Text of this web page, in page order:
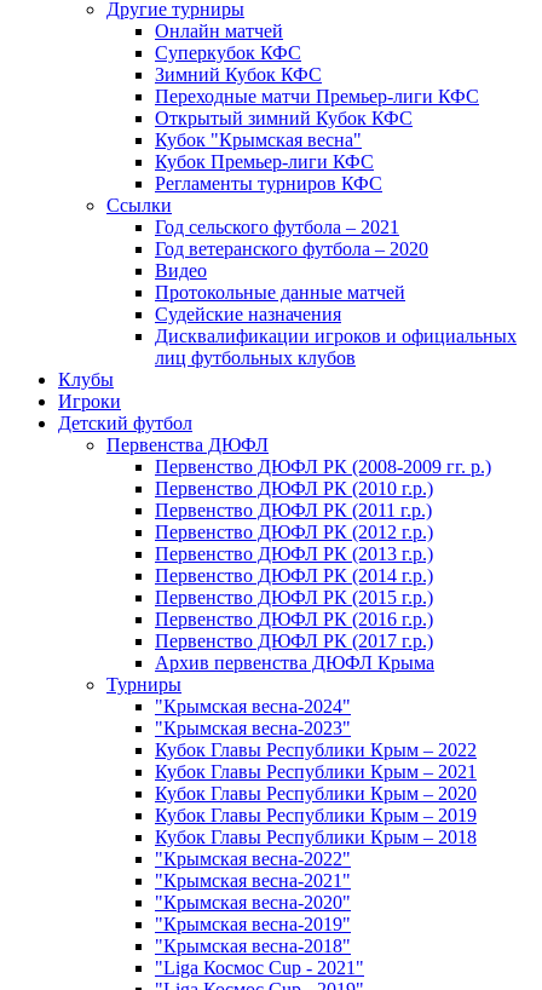
Другие турниры
Онлайн матчей
Суперкубок КФС
Зимний Кубок КФС
Переходные матчи Премьер-лиги КФС
Открытый зимний Кубок КФС
Кубок "Крымская весна"
Кубок Премьер-лиги КФС
Регламенты турниров КФС
Ссылки
Год сельского футбола – 2021
Год ветеранского футбола – 2020
Видео
Протокольные данные матчей
Судейские назначения
Дисквалификации игроков и официальных
лиц футбольных клубов
Клубы
Игроки
Детский футбол
Первенства ДЮФЛ
Первенство ДЮФЛ РК (2008-2009 гг. р.)
Первенство ДЮФЛ РК (2010 г.р.)
Первенство ДЮФЛ РК (2011 г.р.)
Первенство ДЮФЛ РК (2012 г.р.)
Первенство ДЮФЛ РК (2013 г.р.)
Первенство ДЮФЛ РК (2014 г.р.)
Первенство ДЮФЛ РК (2015 г.р.)
Первенство ДЮФЛ РК (2016 г.р.)
Первенство ДЮФЛ РК (2017 г.р.)
Архив первенства ДЮФЛ Крыма
Турниры
"Крымская весна-2024"
"Крымская весна-2023"
Кубок Главы Республики Крым – 2022
Кубок Главы Республики Крым – 2021
Кубок Главы Республики Крым – 2020
Кубок Главы Республики Крым – 2019
Кубок Главы Республики Крым – 2018
"Крымская весна-2022"
"Крымская весна-2021"
"Крымская весна-2020"
"Крымская весна-2019"
"Крымская весна-2018"
"Liga Космос Cup - 2021"